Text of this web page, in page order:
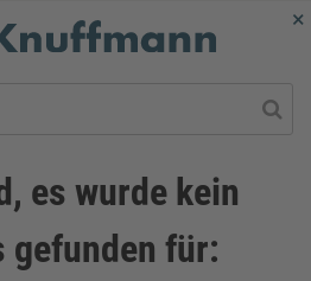
×
es wurde kein
gefunden für: